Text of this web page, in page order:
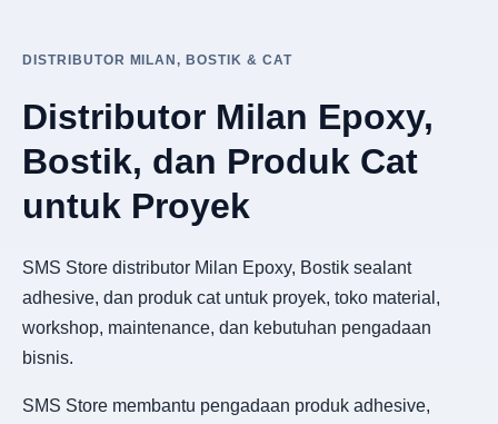
DISTRIBUTOR MILAN, BOSTIK & CAT
Distributor Milan Epoxy,
Bostik, dan Produk Cat
untuk Proyek
SMS Store distributor Milan Epoxy, Bostik sealant
adhesive, dan produk cat untuk proyek, toko material,
workshop, maintenance, dan kebutuhan pengadaan
bisnis.
SMS Store membantu pengadaan produk adhesive,